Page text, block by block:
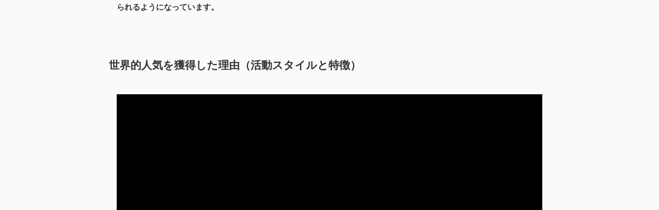
られるようになっています。
世界的人気を獲得した理由（活動スタイルと特徴）